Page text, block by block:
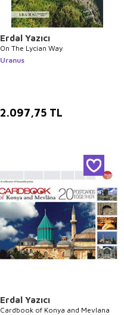
Erdal Yazıcı
On The Lycian Way
Uranus
2.097,75 TL
Erdal Yazıcı
Cardbook of Konya and Mevlana